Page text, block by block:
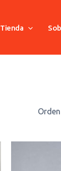
Tienda